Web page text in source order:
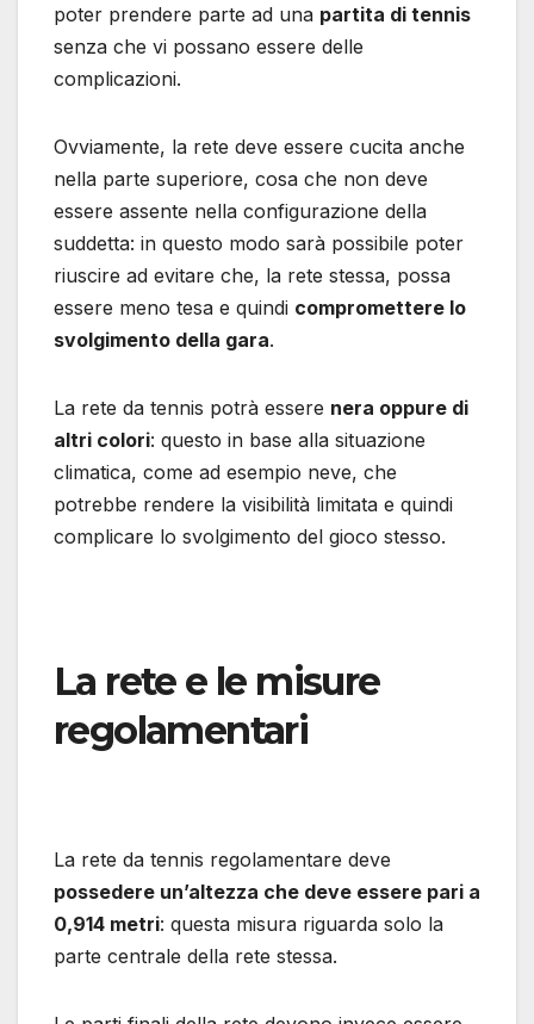
poter prendere parte ad una partita di tennis
senza che vi possano essere delle
complicazioni.
Ovviamente, la rete deve essere cucita anche
nella parte superiore, cosa che non deve
essere assente nella configurazione della
suddetta: in questo modo sarà possibile poter
riuscire ad evitare che, la rete stessa, possa
essere meno tesa e quindi compromettere lo
svolgimento della gara.
La rete da tennis potrà essere nera oppure di
altri colori: questo in base alla situazione
climatica, come ad esempio neve, che
potrebbe rendere la visibilità limitata e quindi
complicare lo svolgimento del gioco stesso.
La rete e le misure
regolamentari
La rete da tennis regolamentare deve
possedere un’altezza che deve essere pari a
0,914 metri: questa misura riguarda solo la
parte centrale della rete stessa.